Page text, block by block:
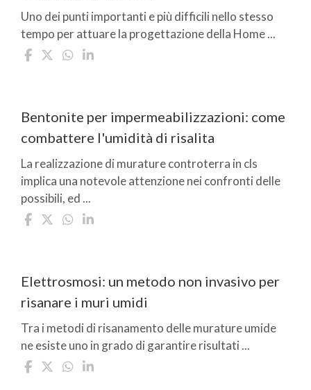
Uno dei punti importanti e più difficili nello stesso
tempo per attuare la progettazione della Home ...
Bentonite per impermeabilizzazioni: come
combattere l'umidità di risalita
La realizzazione di murature controterra in cls
implica una notevole attenzione nei confronti delle
possibili, ed ...
Elettrosmosi: un metodo non invasivo per
risanare i muri umidi
Tra i metodi di risanamento delle murature umide
ne esiste uno in grado di garantire risultati ...